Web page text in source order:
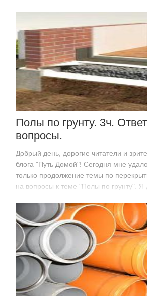
Полы по грунту. 3ч.
вопросы.
Добрый день, дорогие читатели и
блога "Путь Домой"! Сегодня мне
только продолжение темы по
на вопросы к теме "Полы по грунту". Я